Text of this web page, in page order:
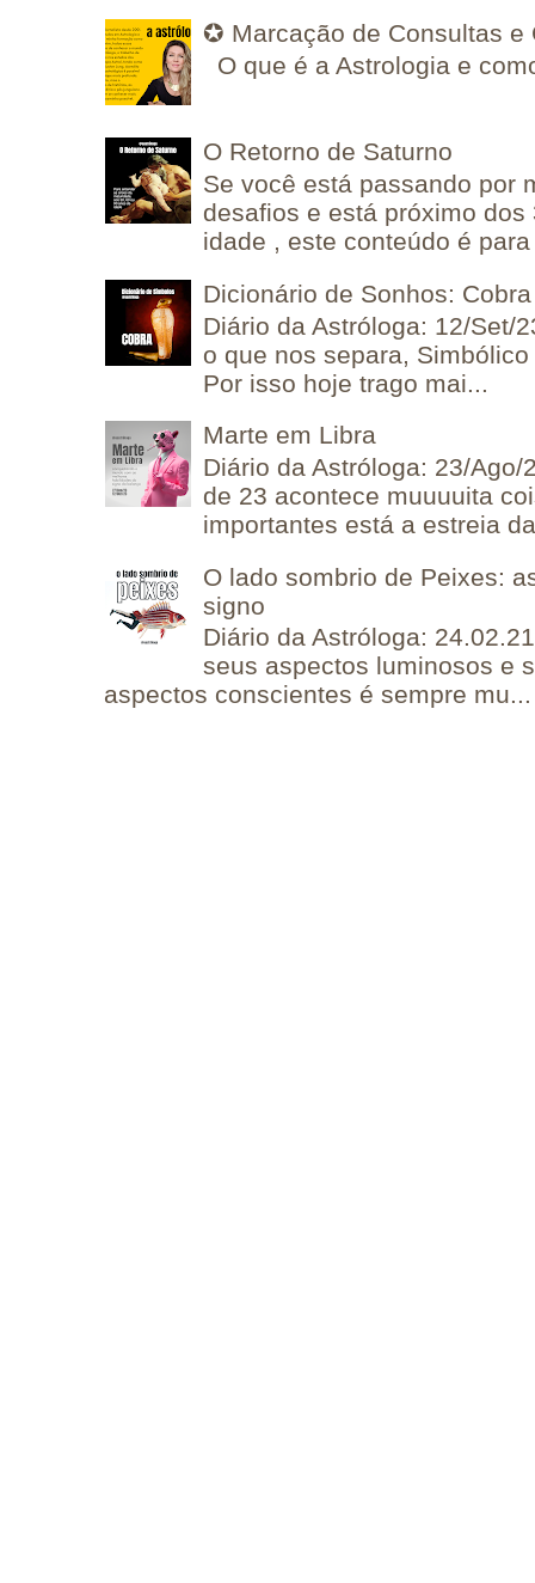
✪ Marcação de Consultas e
O que é a Astrologia e
O Retorno de Saturno
Se você está passando por
desafios e está próximo
idade , este conteúdo é
Dicionário de Sonhos: Cobra
Diário da Astróloga: 12/Set/
o que nos separa,
Por isso hoje trago mai...
Marte em Libra
Diário da Astróloga: 23/
de 23 acontece muuuuita
importantes está a estreia
O lado sombrio de Peixes:
signo
Diário da Astróloga:
seus aspectos luminosos e
aspectos conscientes é sempre mu...